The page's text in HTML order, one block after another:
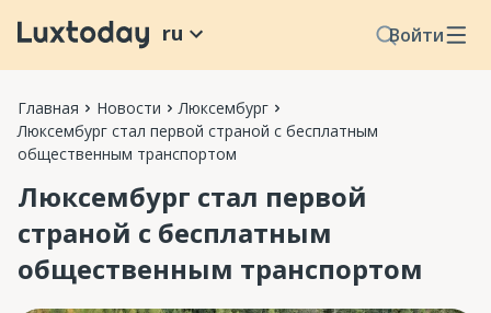
Войти
ru
Главная Новости
Люксембург
Люксембург стал первой страной с бесплатным
общественным транспортом
Люксембург стал первой
страной с бесплатным
общественным транспортом